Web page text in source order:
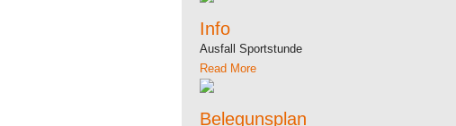
Info
Ausfall Sportstunde
Read More
Belegunsplan